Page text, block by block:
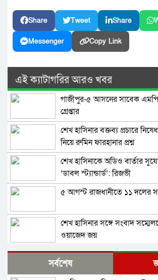
Share Tweet Share
Messenger Copy Link
এই ক্যাটাগরির আরও খবর
গাজীপুর-৫ আসনের সাবেক
গ্রেপ্তার
শেখ হাসিনার বক্তব্য প্রচারে
নিয়ে রুমিন ফারহানার প্রশ্ন
শেখ হাসিনাকে অডিও বার্তার
‘ডাবল স্ট্যান্ডার্ড’: রিজভী
৫ আগস্ট রাজধানীতে ১১ দলের
শেখ হাসিনার সঙ্গে সংবাদ
ওয়াজেদ জয়
ক্ষমতাচ্যুতির দুই বছর: ৫ অগাস্ট
আসছেন’ হাসিনা
সর্বশেষ